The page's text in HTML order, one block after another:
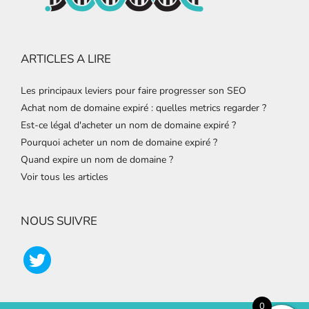
ARTICLES A LIRE
Les principaux leviers pour faire progresser son SEO
Achat nom de domaine expiré : quelles metrics regarder ?
Est-ce légal d'acheter un nom de domaine expiré ?
Pourquoi acheter un nom de domaine expiré ?
Quand expire un nom de domaine ?
Voir tous les articles
NOUS SUIVRE
0